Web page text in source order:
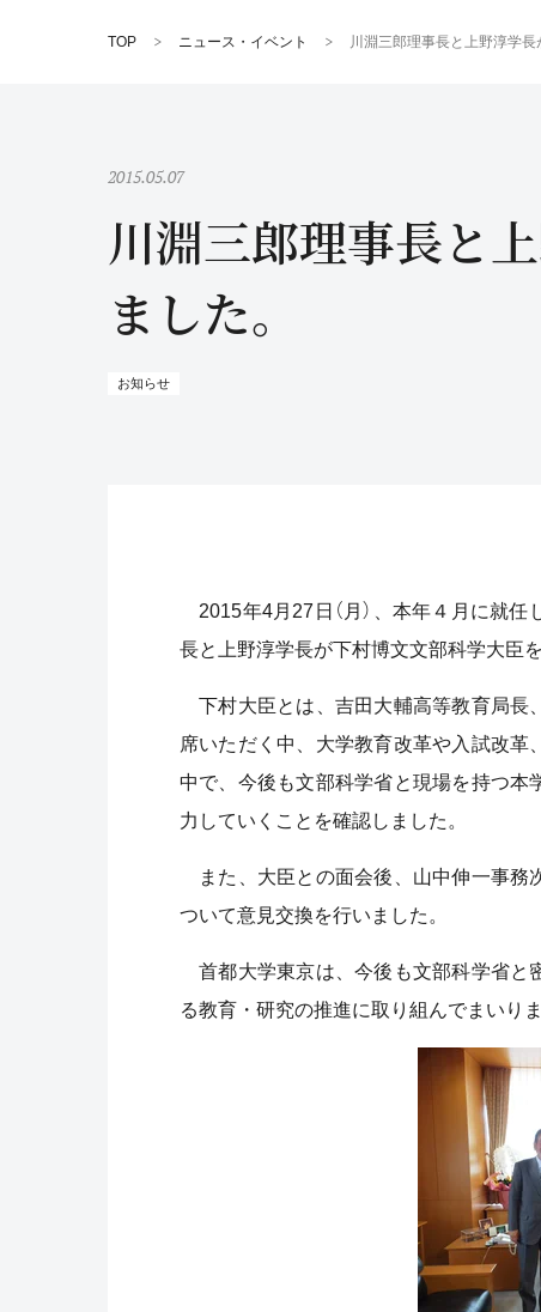
TOP ニュース・イベント 川淵三郎理事長と上野淳学
2015.05.07
川淵三郎理事長と
ました。
お知らせ
2015年4月27日（月）、本年４月に就
長と上野淳学長が下村博文文部科学大臣
下村大臣とは、吉田大輔高等教育局長
席いただく中、大学教育改革や入試改
中で、今後も文部科学省と現場を持つ本
力していくことを確認しました。
また、大臣との面会後、山中伸一事務
ついて意見交換を行いました。
首都大学東京は、今後も文部科学省と
る教育・研究の推進に取り組んでまいりま